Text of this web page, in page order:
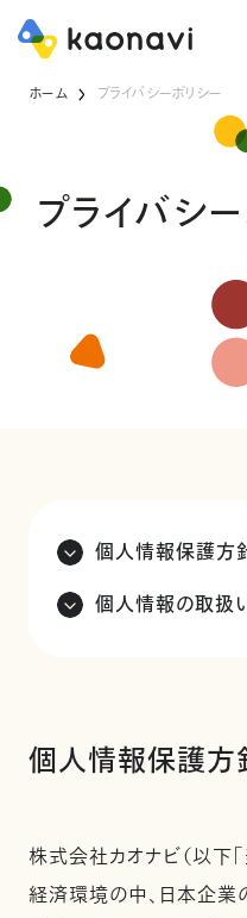
ホーム プライバシーポリシー
プライバシ
個人情報保護方
個人情報の取扱
個人情報保護方
株式会社カオナビ（以下
経済環境の中、日本企業